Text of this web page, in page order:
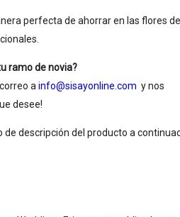
perfecta de ahorrar en las flores
ramo de novia?
a info@sisayonline.com y nos
desee!
descripción del producto a